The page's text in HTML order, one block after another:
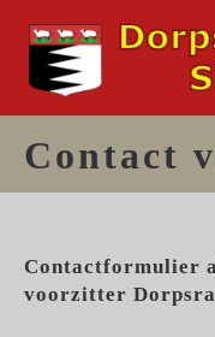
naar
inhoud
Contact
Contactformulier
voorzitter